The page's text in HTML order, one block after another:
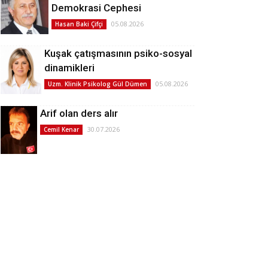
Demokrasi Cephesi
Hasan Baki Çifçi 05.08.2026
Kuşak çatışmasının psiko-sosyal
dinamikleri
Uzm. Klinik Psikolog Gül Dümen 05.08.2026
Arif olan ders alır
Cemil Kenar 30.07.2026